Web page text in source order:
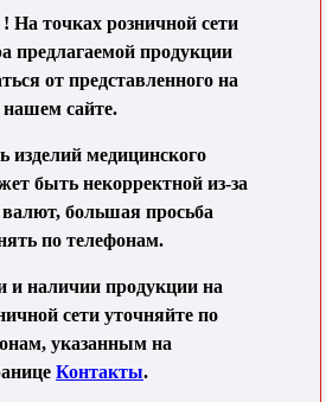
точках розничной сети
предлагаемой продукции
от представленного на
нашем сайте.
изделий медицинского
быть некорректной из-за
большая просьба
по телефонам.
и наличии продукции на
сети уточняйте по
указанным на
Контакты.